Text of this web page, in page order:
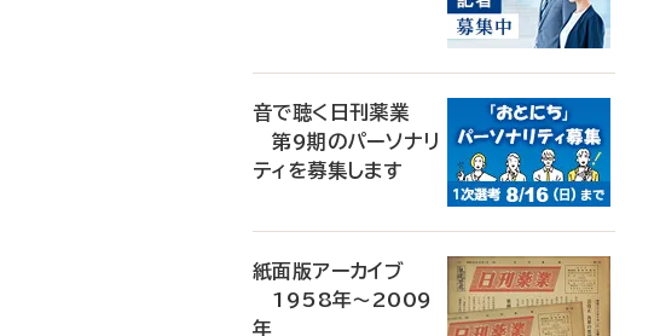
音で聴く日刊薬業
第9期のパーソナリ
ティを募集します
紙面版アーカイブ
1958年～2009
年